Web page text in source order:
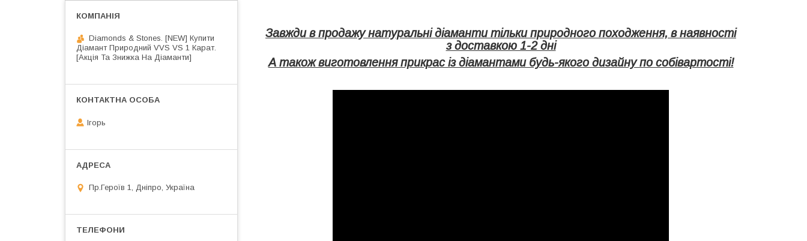
Завжди в продажу натуральні діаманти тільки природного походження, в наявності
з доставкою 1-2 дні
А також виготовлення прикрас із діамантами будь-якого дизайну по собівартості!
Diamonds & Stones. [NEW] Купити
Діамант Природний VVS VS 1 Карат.
[Акція Та Знижка На Діаманти]
Ігорь
Пр.Героїв 1, Дніпро, Україна